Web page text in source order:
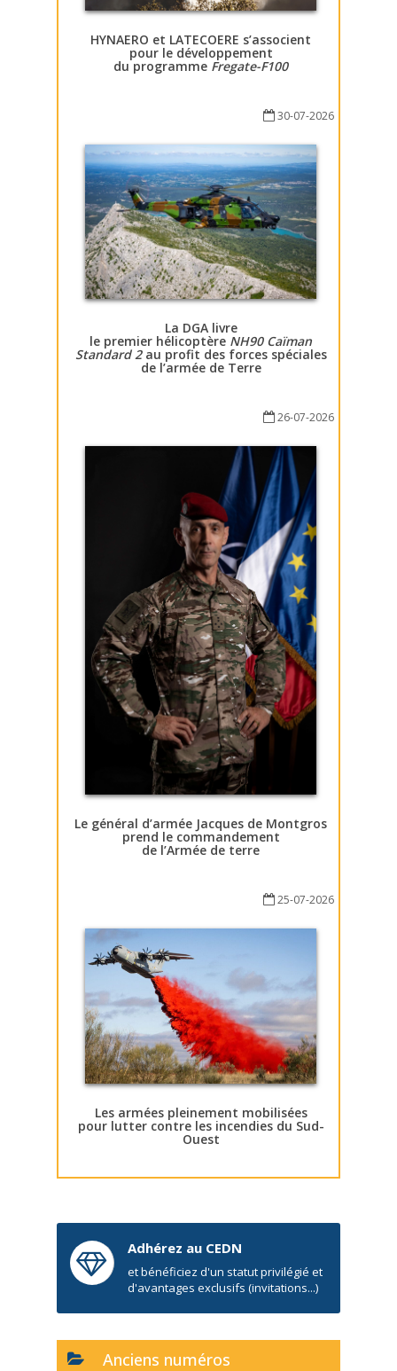
HYNAERO et LATECOERE s’associent
pour le développement
du programme Fregate-F100
30-07-2026
La DGA livre
le premier hélicoptère NH90 Caïman
Standard 2au profit des forces spéciales
de l’armée de Terre
26-07-2026
Le général d’armée Jacques de Montgros
prend le commandement
de l’Armée de terre
25-07-2026
Les armées pleinement mobilisées
pour lutter contre les incendies du Sud-
Ouest
Adhérez au CEDN
et bénéficiez d'un statut privilégié et
d'avantages exclusifs (invitations...)
Anciens numéros